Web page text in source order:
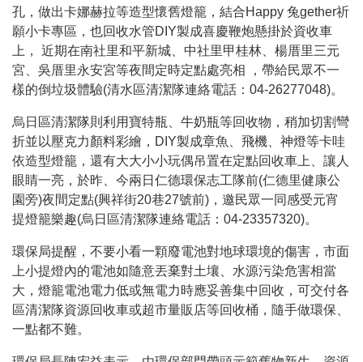
孔，做出卡娜赫拉等造型懷舊燈籠，結合Happy 兔gether祈
願小卡專區，也回收水管DIY製成喜慶鞭炮懸掛於資收車
上， 近期在南社里和平新城、中社里甲桂林、楊厝里三元
宮、吳厝里永安宮等夜間定時定點處亮相 ，帶給民眾不一
樣的倒垃圾體驗(清水區清潔隊連絡電話：04-26277048)。
烏日區清潔隊則利用寶特瓶、牛奶瓶等回收物，稍加切割彎
折並以壓克力顏料彩繪，DIY製成章魚、飛機、神燈等卡哇
依造型燈籠，還有大大小小玩偶吊置在定點回收車上、讓人
眼睛一亮，於昨、今兩日仁德環保志工隊前(仁德里健康公
園旁)夜間定點(興祥街20巷27號前)，邀民眾一同感受元宵
提燈籠樂趣(烏日區清潔隊連絡電話：04-23357320)。
環保局提醒，不要小看一顆廢電池對地球環境的傷害，市面
上小提燈內的電池如隨意丟棄對土壤、水源污染危害相當
大，燈籠電池電力低或無電力時應妥善集中回收，可交付各
區清潔隊資源回收車或超市量販店等回收桶，隨手做環保、
一點都不難。